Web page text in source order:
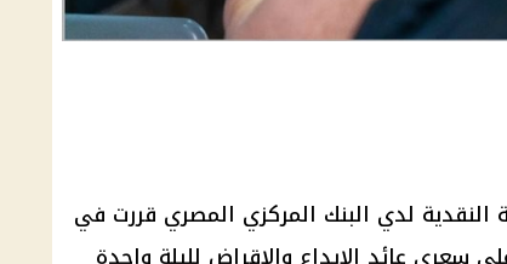
النقدية لدي البنك المركزي المصري قررت في